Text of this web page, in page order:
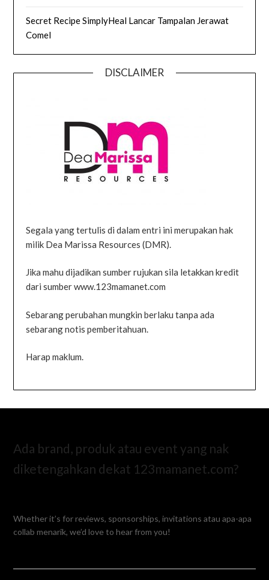
Secret Recipe SimplyHeal Lancar Tampalan Jerawat
Comel
DISCLAIMER
Segala yang tertulis di dalam entri ini merupakan hak
milik Dea Marissa Resources (DMR).
Jika mahu dijadikan sumber rujukan sila letakkan kredit
dari sumber www.123mamanet.com
Sebarang perubahan mungkin berlaku tanpa ada
sebarang notis pemberitahuan.
Harap maklum.
Ada brand, produk atau event yang nak
diketengahkan dekat 123mamanet.com?
Whether it’s for reviews, sponsorships, invitations atau apa-apa
collab menarik, we’d love to hear from you!